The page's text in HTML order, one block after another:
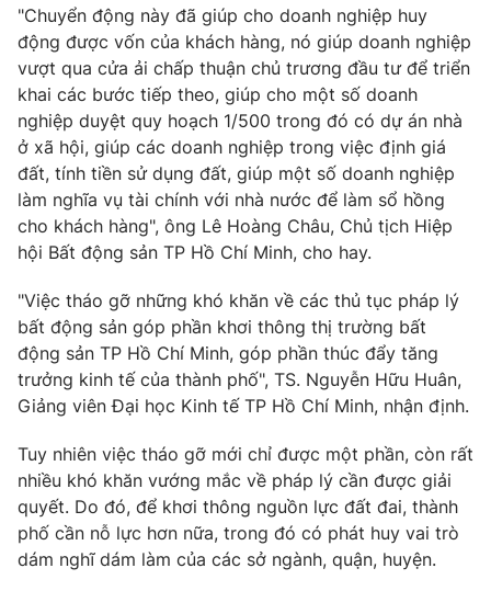
VTV9 VTV8
Liên hệ tòa soạn English
THỜI BÁO VTV
Theo dõi báo trên
Cơ quan chủ quản:Đài Truyền hình Việt Nam
Cơ quan báo chí: Thời báo VTV
cấp ngày 29/12/2023
Tổng Biên tập:Vũ Thanh Thủy
Phó Tổng Biên tập:
Nguyễn Thị Mỹ Hạnh, Phạm Quốc Thắng,
Nguyễn Trọng Ninh
Tổng đài VTV:024.38 355 931 - 024.38 355 932
"Chuyển động này đã giúp cho doanh nghiệp huy
động được vốn của khách hàng, nó giúp doanh nghiệp
vượt qua cửa ải chấp thuận chủ trương đầu tư để triển
khai các bước tiếp theo, giúp cho một số doanh
nghiệp duyệt quy hoạch 1/500 trong đó có dự án nhà
ở xã hội, giúp các doanh nghiệp trong việc định giá
đất, tính tiền sử dụng đất, giúp một số doanh nghiệp
làm nghĩa vụ tài chính với nhà nước để làm sổ hồng
cho khách hàng", ông Lê Hoàng Châu, Chủ tịch Hiệp
hội Bất động sản TP Hồ Chí Minh, cho hay.
"Việc tháo gỡ những khó khăn về các thủ tục pháp lý
bất động sản góp phần khơi thông thị trường bất
động sản TP Hồ Chí Minh, góp phần thúc đẩy tăng
trưởng kinh tế của thành phố", TS. Nguyễn Hữu Huân,
Giảng viên Đại học Kinh tế TP Hồ Chí Minh, nhận định.
Tuy nhiên việc tháo gỡ mới chỉ được một phần, còn rất
nhiều khó khăn vướng mắc về pháp lý cần được giải
quyết. Do đó, để khơi thông nguồn lực đất đai, thành
phố cần nỗ lực hơn nữa, trong đó có phát huy vai trò
dám nghĩ dám làm của các sở ngành, quận, huyện.